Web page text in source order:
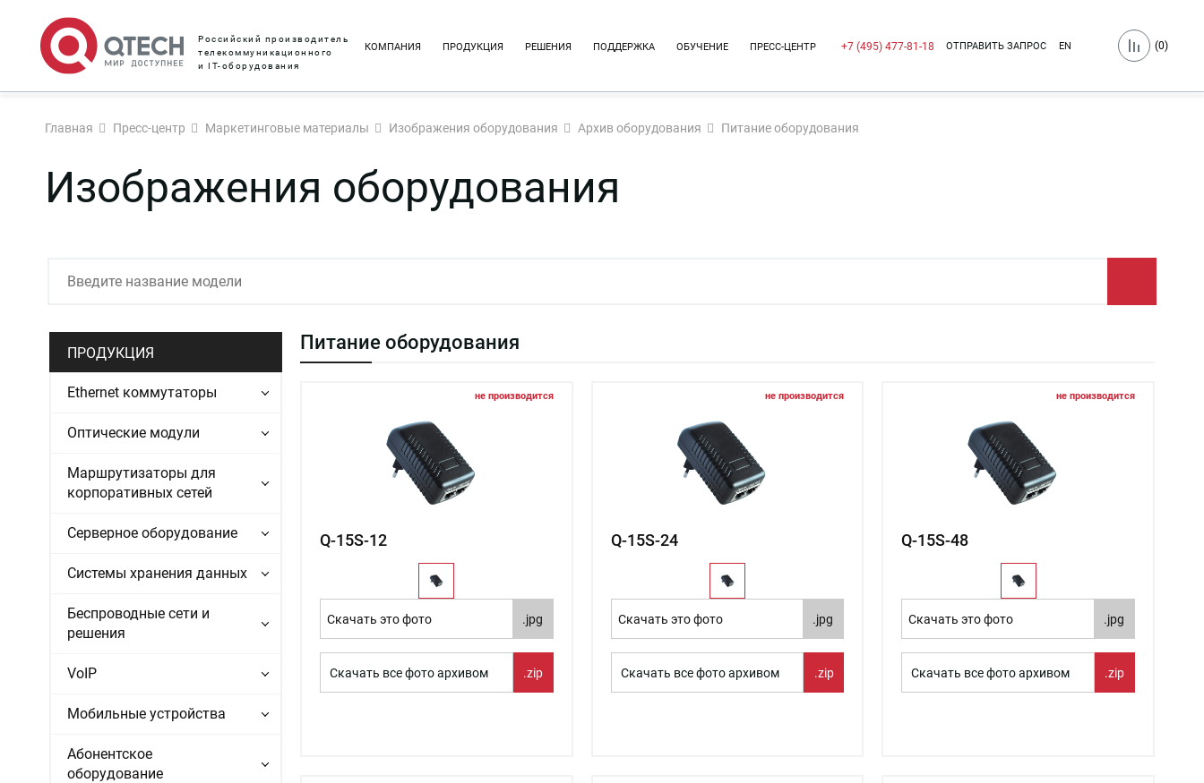
Российский производитель
телекоммуникационного
и IT-оборудования
КОМПАНИЯ ПРОДУКЦИЯ РЕШЕНИЯ ПОДДЕРЖКА ОБУЧЕНИЕ ПРЕСС-ЦЕНТР +7 (495) 477-81-18 ОТПРАВИТЬ ЗАПРОС EN (0)
Главная Пресс-центр Маркетинговые материалы Изображения оборудования Архив оборудования Питание оборудования
Изображения оборудования
ПРОДУКЦИЯ
Ethernet коммутаторы
Оптические модули
Маршрутизаторы для
корпоративных сетей
Серверное оборудование
Системы хранения данных
Беспроводные сети и
решения
VoIP
Мобильные устройства
Абонентское
оборудование
Питание оборудования
не производится
Q-15S-12
Скачать это фото .jpg
Скачать все фото архивом .zip
не производится
Q-15S-24
Скачать это фото .jpg
Скачать все фото архивом .zip
не производится
Q-15S-48
Скачать это фото .jpg
Скачать все фото архивом .zip